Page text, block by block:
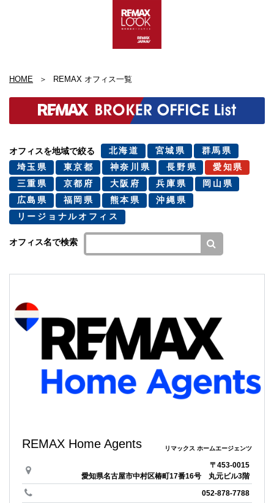
HOME REMAX オフィス一覧
オフィスを地域で絞る 北海道 宮城県
群馬県
埼玉県
東京都 神奈川県 長野県
愛知県
三重県
京都府 大阪府 兵庫県
岡山県
広島県
福岡県 熊本県
沖縄県
リージョナルオフィス
オフィス名で検索
REMAX Home Agents リマックス ホームエージェンツ
〒453-0015
愛知県名古屋市中村区椿町17番16号 丸元ビル3階
052-878-7788